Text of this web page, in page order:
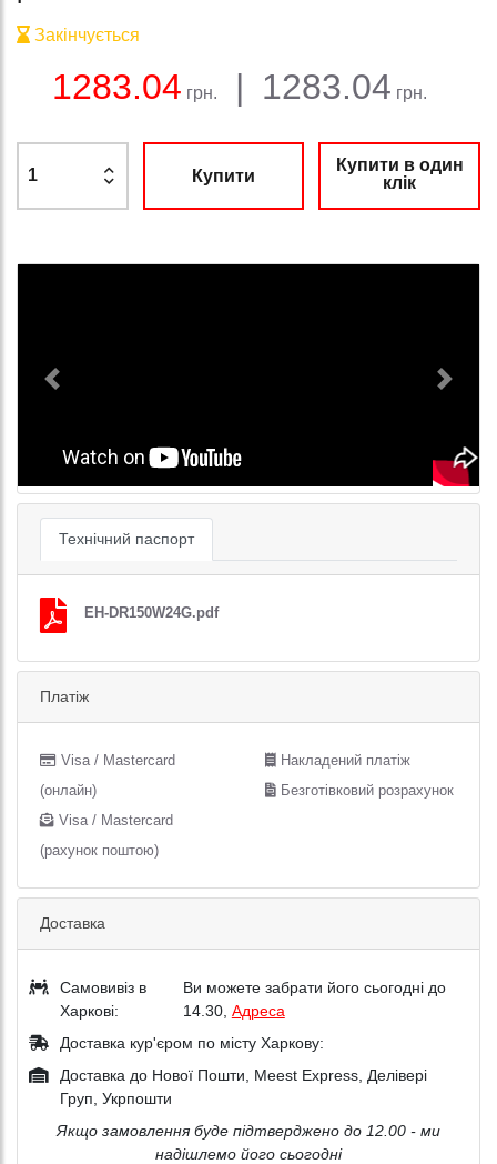
Баланс:
Закінчується
1283.04 грн. | 1283.04 грн.
Купити
Купити в один
клік
Previous Next
Технічний паспорт
EH-DR150W24G.pdf
Платіж
Visa / Mastercard
(онлайн)
Visa / Mastercard
(рахунок поштою)
Накладений платіж
Безготівковий розрахунок
Доставка
Самовивіз в
Харкові:
Ви можете забрати його сьогодні до
14.30, Адреса
Доставка кур'єром по місту Харкову:
Доставка до Нової Пошти, Meest Express, Делівері
Груп, Укрпошти
Якщо замовлення буде підтверджено до 12.00 - ми
надішлемо його сьогодні